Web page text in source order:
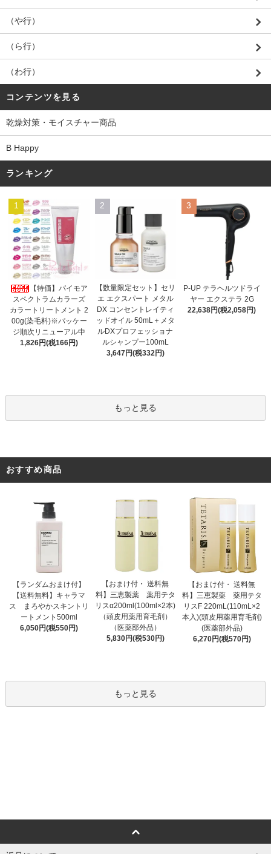
（や行）
（ら行）
（わ行）
コンテンツを見る
乾燥対策・モイスチャー商品
B Happy
ランキング
1
【特価】パイモア
スペクトラムカラーズ
カラートリートメント 2
00g(染毛料)※パッケー
ジ順次リニューアル中
1,826円(税166円)
2
【数量限定セット】セリ
エ エクスパート メタル
DX コンセントレイティ
ッドオイル 50mL＋メタ
ルDXプロフェッショナ
ルシャンプー100mL
3,647円(税332円)
3
P-UP テラヘルツドライ
ヤー エクステラ 2G
22,638円(税2,058円)
もっと見る
おすすめ商品
【ランダムおまけ付】
【送料無料】キャラマ
ス まろやかスキントリ
ートメント500ml
6,050円(税550円)
【おまけ付・ 送料無
料】三恵製薬 薬用テタ
リスα200ml(100ml×2本)
（頭皮用薬用育毛剤）
（医薬部外品）
5,830円(税530円)
【おまけ付・ 送料無
料】三恵製薬 薬用テタ
リスF 220mL(110mL×2
本入)(頭皮用薬用育毛剤)
(医薬部外品)
6,270円(税570円)
もっと見る